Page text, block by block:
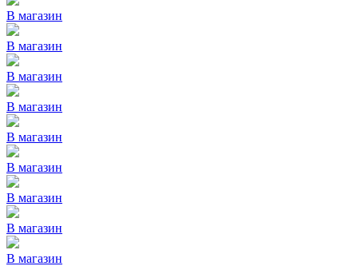
В магазин
В магазин
В магазин
В магазин
В магазин
В магазин
В магазин
В магазин
В магазин